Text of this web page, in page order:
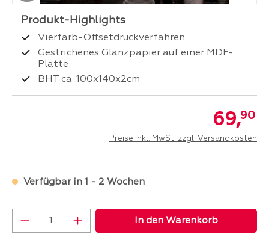
Vierfarb-Offsetdruckverfahren
Gestrichenes Glanzpapier auf einer MDF-
Platte
BHT ca. 100x140x2cm
69,90
Preise inkl. MwSt. zzgl. Versandkosten
Verfügbar in 1 - 2 Wochen
Produkt Anzahl: Gib den gewünschten
In den Warenkorb